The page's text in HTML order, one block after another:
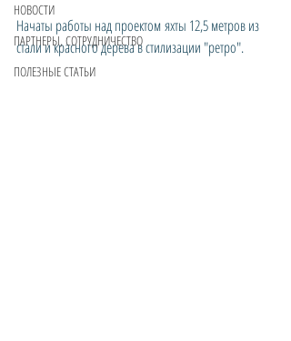
НОВОСТИ
ПАРТНЕРЫ, СОТРУДНИЧЕСТВО
ПОЛЕЗНЫЕ СТАТЬИ
Начаты работы над проектом яхты 12,5 метров из
стали и красного дерева в стилизации "ретро".